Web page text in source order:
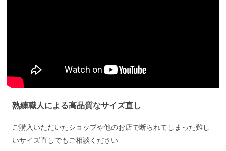
熟練職人による高品質なサイズ直し
ご購入いただいたショップや他のお店で断られてしまった難し
いサイズ直しでもご相談ください